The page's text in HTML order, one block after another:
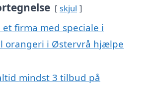
skjul
et firma med speciale i
orangeri i Østervrå hjælpe
mindst 3 tilbud på